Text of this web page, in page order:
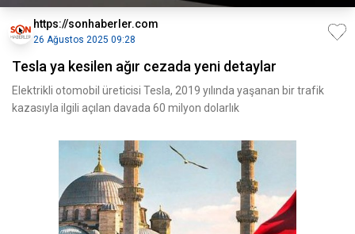
https://sonhaberler.com
26 Ağustos 2025 09:28
Tesla ya kesilen ağır cezada yeni detaylar
Elektrikli otomobil üreticisi Tesla, 2019 yılında yaşanan bir trafik
kazasıyla ilgili açılan davada 60 milyon dolarlık